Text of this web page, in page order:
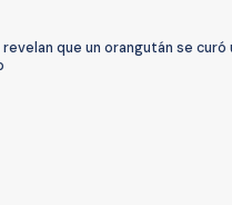
que un orangután se curó